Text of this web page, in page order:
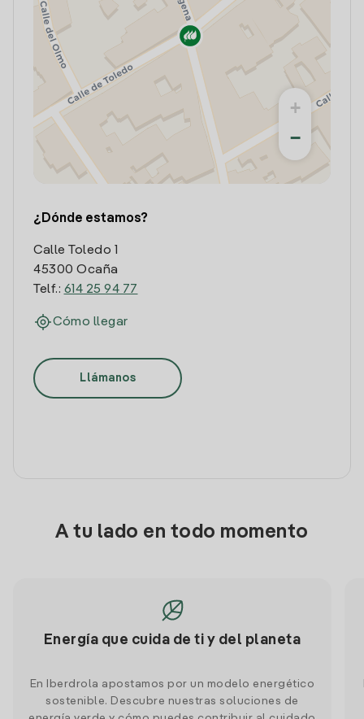
+
−
¿Dónde estamos?
Calle Toledo 1
45300 Ocaña
Telf.: 614 25 94 77
Cómo llegar
Llámanos
A tu lado en todo momento
Energía que cuida de ti y del planeta
En Iberdrola apostamos por un modelo energético
sostenible. Descubre nuestras soluciones de